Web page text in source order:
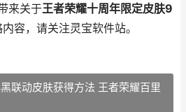
来关于王者荣耀十周年限定皮肤9
容，请关注灵宝软件站。
联动皮肤获得方法 王者荣耀百里